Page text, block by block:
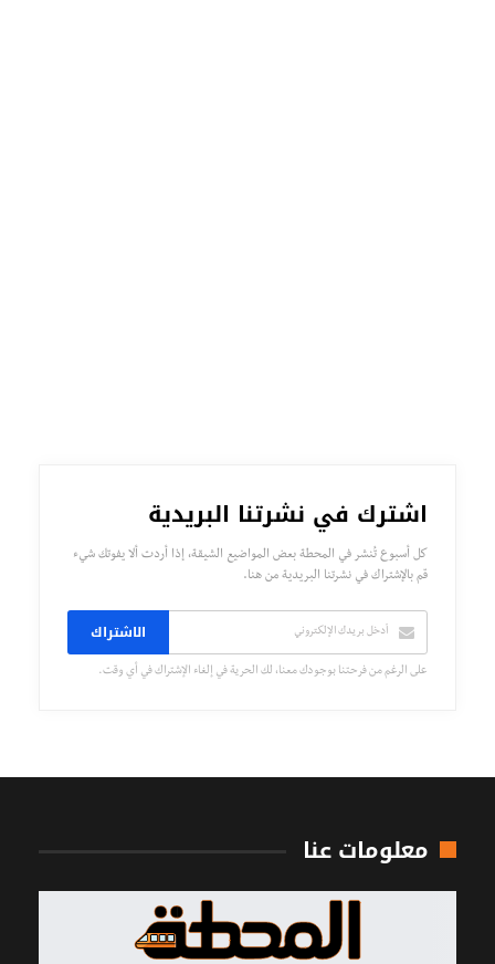
اشترك في نشرتنا البريدية
كل أسبوع تُنشر في المحطة بعض المواضيع الشيقة، إذا أردت ألا يفوتك شيء
قم بالإشتراك في نشرتنا البريدية من هنا.
الاشتراك
على الرغم من فرحتنا بوجودك معنا، لك الحرية في إلغاء الإشتراك في أي وقت.
معلومات عنا